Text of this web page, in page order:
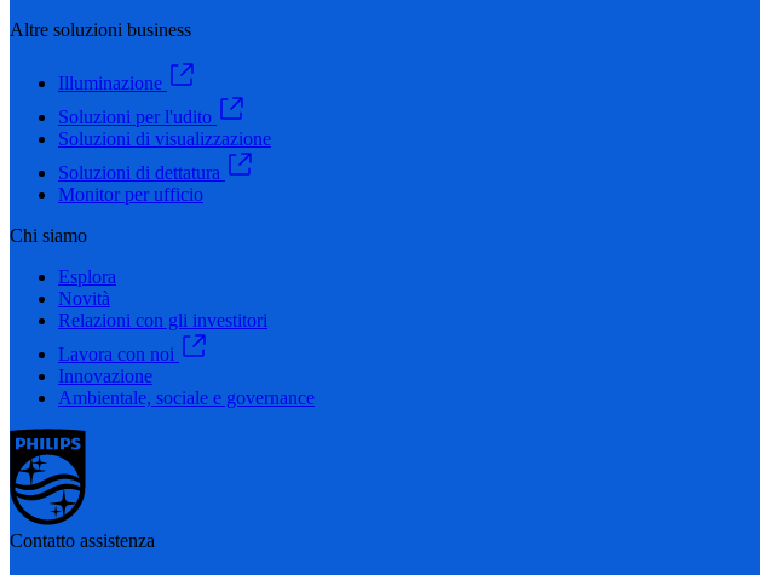
Altre soluzioni business
Illuminazione
Soluzioni per l'udito
Soluzioni di visualizzazione
Soluzioni di dettatura
Monitor per ufficio
Chi siamo
Esplora
Novità
Relazioni con gli investitori
Lavora con noi
Innovazione
Ambientale, sociale e governance
Contatto assistenza